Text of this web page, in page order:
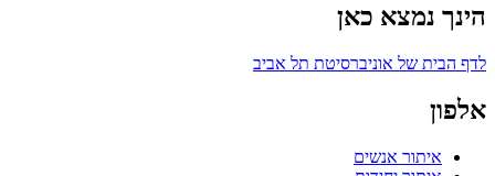
הינך נמצא כאן
לדף הבית של אוניברסיטת תל אביב
אלפון
איתור אנשים